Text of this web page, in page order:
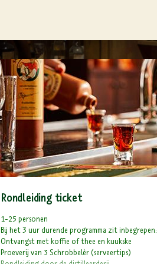
Rondleiding ticket
1-25 personen
Bij het 3 uur durende programma zit inbegrepen:
Ontvangst met koffie of thee en kuukske
Proeverij van 3 Schrobbelèr (serveertips)